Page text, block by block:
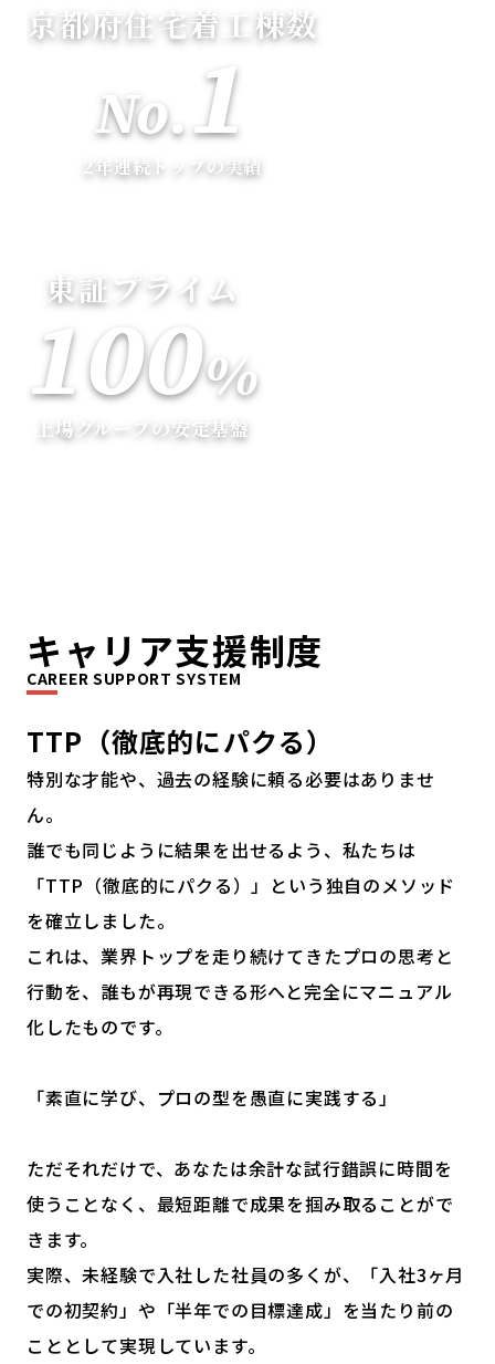
京都府住宅着工棟数
No.1
2年連続トップの実績
東証プライム
100%
上場グループの安定基盤
キャリア支援制度
CAREER SUPPORT SYSTEM
TTP（徹底的にパクる）
特別な才能や、過去の経験に頼る必要はありませ
ん。
誰でも同じように結果を出せるよう、私たちは
「TTP（徹底的にパクる）」という独自のメソッド
を確立しました。
これは、業界トップを走り続けてきたプロの思考と
行動を、誰もが再現できる形へと完全にマニュアル
化したものです。
「素直に学び、プロの型を愚直に実践する」
ただそれだけで、あなたは余計な試行錯誤に時間を
使うことなく、最短距離で成果を掴み取ることがで
きます。
実際、未経験で入社した社員の多くが、「入社3ヶ月
での初契約」や「半年での目標達成」を当たり前の
こととして実現しています。